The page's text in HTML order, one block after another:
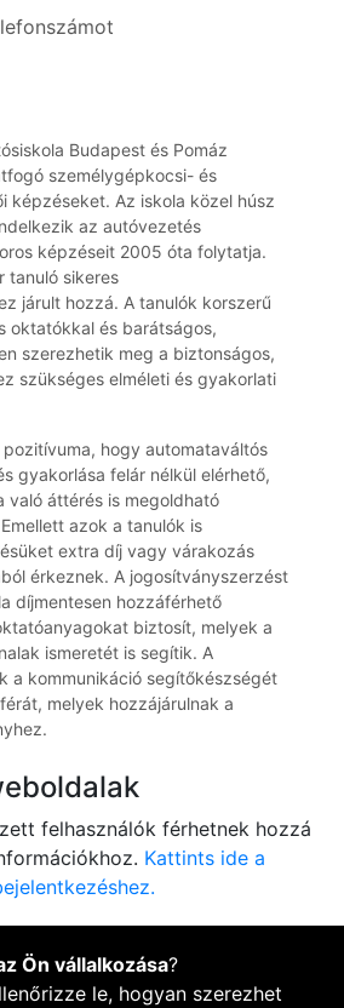
Budapest és Pomáz
személygépkocsi- és
képzéseket. Az iskola közel húsz
az autóvezetés
képzéseit 2005 óta folytatja.
tanuló sikeres
járult hozzá. A tanulók korszerű
oktatókkal és barátságos,
szerezhetik meg a biztonságos,
szükséges elméleti és gyakorlati
hogy automataváltós
gyakorlása felár nélkül elérhető,
való áttérés is megoldható
azok a tanulók is
extra díj vagy várakozás
érkeznek. A jogosítványszerzést
díjmentesen hozzáférhető
biztosít, melyek a
ismeretét is segítik. A
a kommunikáció segítőkészségét
melyek hozzájárulnak a
felhasználók férhetnek hozzá
Kattints ide a
Ön vállalkozása?
le, hogyan szerezhet